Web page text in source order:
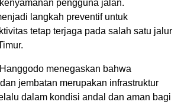
pengguna jalan.
langkah preventif untuk
tetap terjaga pada salah satu jalur
menegaskan bahwa
jembatan merupakan infrastruktur
dalam kondisi andal dan aman bagi